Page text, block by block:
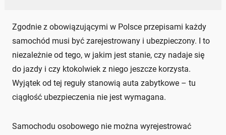
Zgodnie z obowiązującymi w Polsce przepisami każdy
samochód musi być zarejestrowany i ubezpieczony. I to
niezależnie od tego, w jakim jest stanie, czy nadaje się
do jazdy i czy ktokolwiek z niego jeszcze korzysta.
Wyjątek od tej reguły stanowią auta zabytkowe – tu
ciągłość ubezpieczenia nie jest wymagana.
Samochodu osobowego nie można wyrejestrować